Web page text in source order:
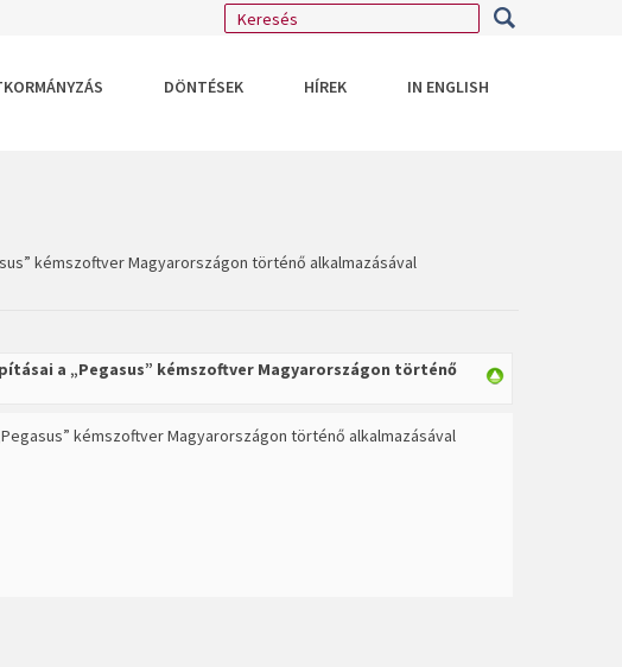
DÖNTÉSEK HÍREK IN ENGLISH
kémszoftver Magyarországon történő alkalmazásával
a „Pegasus” kémszoftver Magyarországon történő
kémszoftver Magyarországon történő alkalmazásával